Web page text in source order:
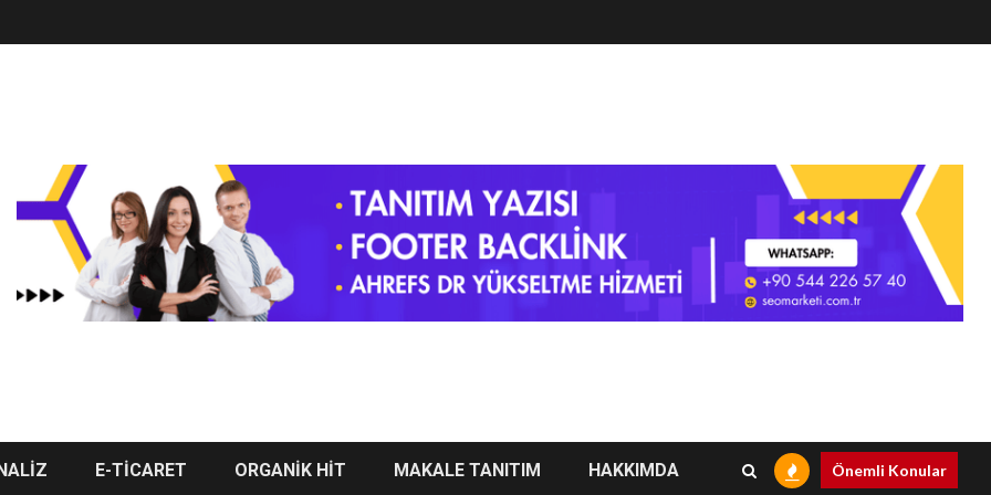
E-TİCARET ORGANİK HİT MAKALE TANITIM HAKKIMDA Önemli Konular